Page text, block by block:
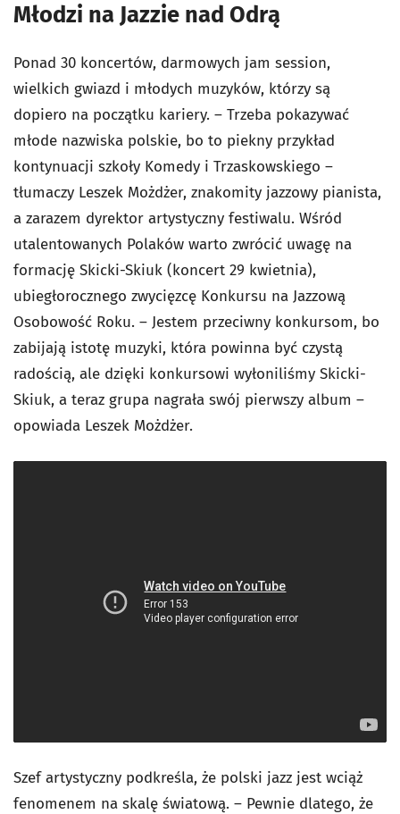
Młodzi na Jazzie nad Odrą
Ponad 30 koncertów, darmowych jam session,
wielkich gwiazd i młodych muzyków, którzy są
dopiero na początku kariery. – Trzeba pokazywać
młode nazwiska polskie, bo to piekny przykład
kontynuacji szkoły Komedy i Trzaskowskiego –
tłumaczy Leszek Możdżer, znakomity jazzowy pianista,
a zarazem dyrektor artystyczny festiwalu. Wśród
utalentowanych Polaków warto zwrócić uwagę na
formację Skicki-Skiuk (koncert 29 kwietnia),
ubiegłorocznego zwycięzcę Konkursu na Jazzową
Osobowość Roku. – Jestem przeciwny konkursom, bo
zabijają istotę muzyki, która powinna być czystą
radością, ale dzięki konkursowi wyłoniliśmy Skicki-
Skiuk, a teraz grupa nagrała swój pierwszy album –
opowiada Leszek Możdżer.
Szef artystyczny podkreśla, że polski jazz jest wciąż
fenomenem na skalę światową. – Pewnie dlatego, że